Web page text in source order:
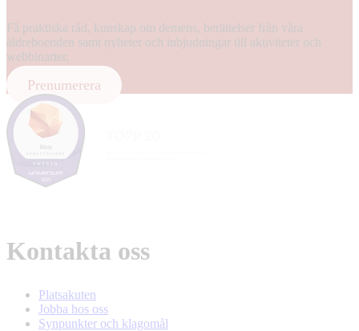
Få praktiska råd, kunskap om demens, berättelser från våra
äldreboenden samt nyheter och inbjudningar till aktiviteter och
webbinarier.
Prenumerera
Kontakta oss
Platsakuten
Jobba hos oss
Synpunkter och klagomål